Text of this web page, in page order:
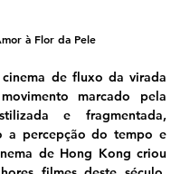
à Flor da Pele
de fluxo da virada
marcado pela
e fragmentada,
a percepção do tempo e
de Hong Kong criou